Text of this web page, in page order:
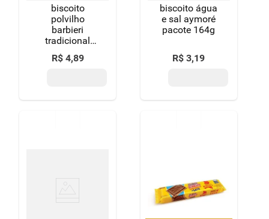
biscoito
polvilho
barbieri
tradicional
palito 90g
R$ 4,89
biscoito água
e sal aymoré
pacote 164g
R$ 3,19